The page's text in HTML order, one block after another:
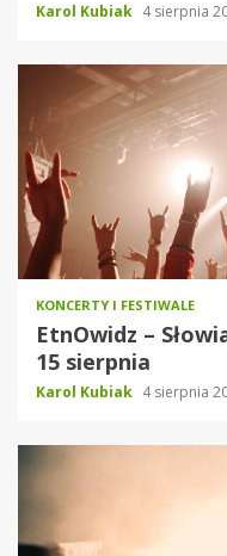
Karol Kubiak 4 sierpnia
KONCERTY I FESTIWALE
EtnOwidz –
15 sierpnia
Karol Kubiak 4 sierpnia